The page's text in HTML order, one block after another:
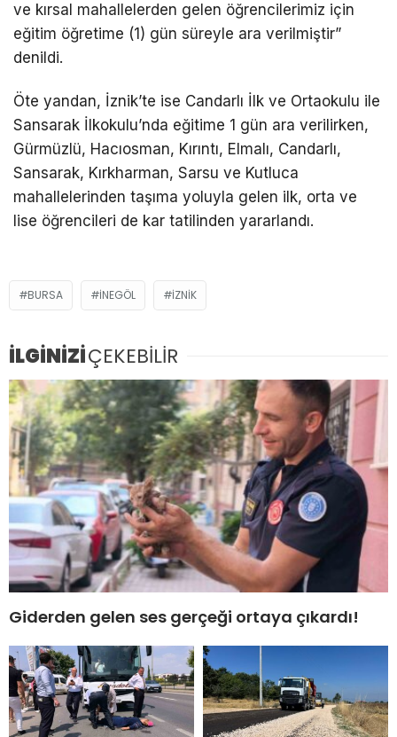
ve kırsal mahallelerden gelen öğrencilerimiz için
eğitim öğretime (1) gün süreyle ara verilmiştir”
denildi.
Öte yandan, İznik’te ise Candarlı İlk ve Ortaokulu ile
Sansarak İlkokulu’nda eğitime 1 gün ara verilirken,
Gürmüzlü, Hacıosman, Kırıntı, Elmalı, Candarlı,
Sansarak, Kırkharman, Sarsu ve Kutluca
mahallelerinden taşıma yoluyla gelen ilk, orta ve
lise öğrencileri de kar tatilinden yararlandı.
BURSA İNEGÖL İZNIK
İLGİNİZİÇEKEBİLİR
Giderden gelen ses gerçeği ortaya çıkardı!